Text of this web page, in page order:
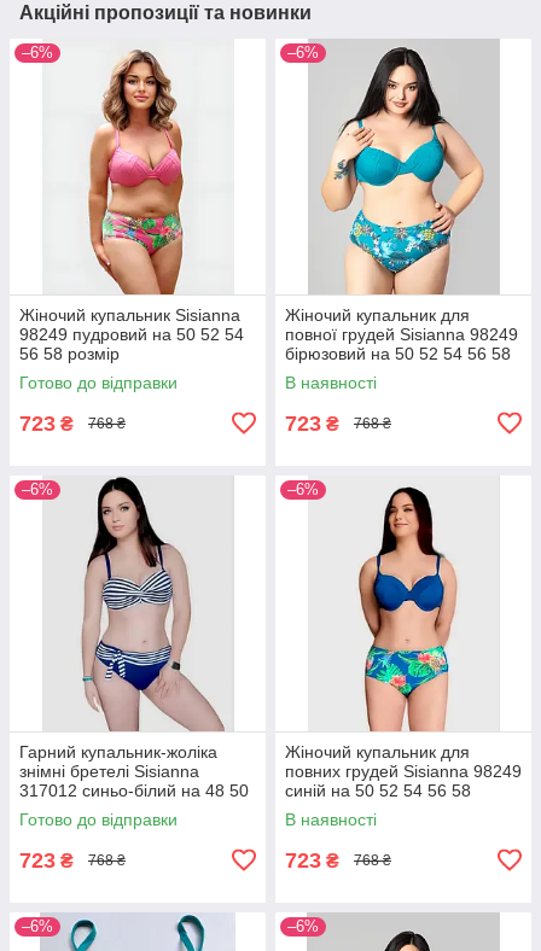
Акційні пропозиції та новинки
–6%
Жіночий купальник Sisianna
98249 пудровий на 50 52 54
56 58 розмір
Готово до відправки
723 ₴ 768 ₴
–6%
Жіночий купальник для
повної грудей Sisianna 98249
бірюзовий на 50 52 54 56 58
розмір
В наявності
723 ₴ 768 ₴
–6%
Гарний купальник-жоліка
знімні бретелі Sisianna
317012 синьо-білий на 48 50
52 54 56 розмір
Готово до відправки
723 ₴ 768 ₴
–6%
Жіночий купальник для
повних грудей Sisianna 98249
синій на 50 52 54 56 58
розмір
В наявності
723 ₴ 768 ₴
–6% –6%